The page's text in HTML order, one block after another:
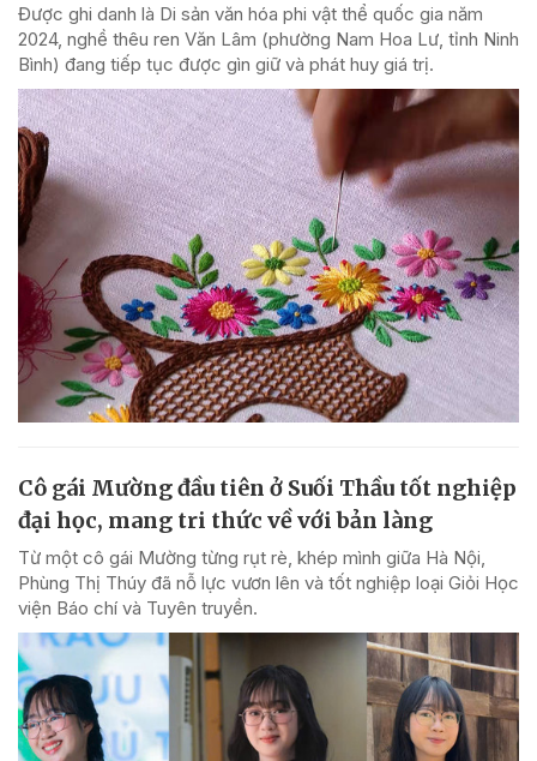
Được ghi danh là Di sản văn hóa phi vật thể quốc gia năm
2024, nghề thêu ren Văn Lâm (phường Nam Hoa Lư, tỉnh Ninh
Bình) đang tiếp tục được gìn giữ và phát huy giá trị.
Cô gái Mường đầu tiên ở Suối Thầu tốt nghiệp
đại học, mang tri thức về với bản làng
Từ một cô gái Mường từng rụt rè, khép mình giữa Hà Nội,
Phùng Thị Thúy đã nỗ lực vươn lên và tốt nghiệp loại Giỏi Học
viện Báo chí và Tuyên truyền.